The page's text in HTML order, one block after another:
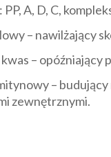
A, D, C,
– nawilżający
– opóźniający
–
zewnętrznymi.